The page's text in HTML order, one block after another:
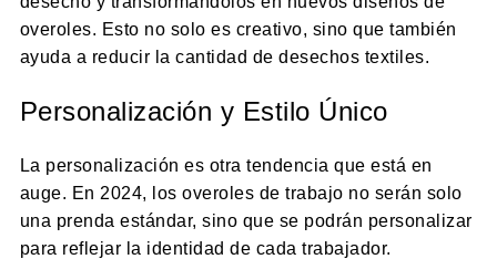
overoles. Esto no solo es creativo, sino que también
ayuda a reducir la cantidad de desechos textiles.
Personalización y Estilo Único
La personalización es otra tendencia que está en
auge. En 2024, los overoles de trabajo no serán solo
una prenda estándar, sino que se podrán personalizar
para reflejar la identidad de cada trabajador.